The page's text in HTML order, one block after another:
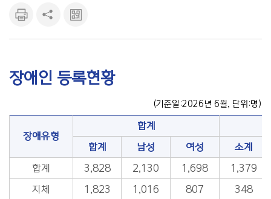
기
기
크 보
장애인 등록현황
(기준일:2026년 6월, 단위:명)
장애유형
합계
합계
남성 여성
소계
합계
3,828 2,130 1,698
1,379
지체
1,823 1,016 807
348